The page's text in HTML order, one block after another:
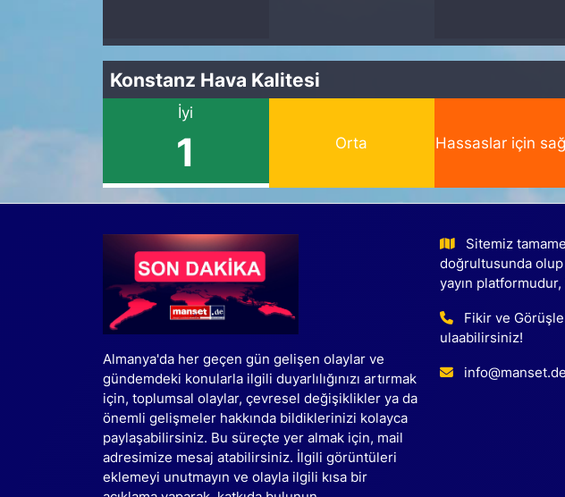
Konstanz Hava Kalitesi
İyi
1 Orta Hassaslar için
Almanya'da her geçen gün gelişen olaylar ve
gündemdeki konularla ilgili duyarlılığınızı artırmak
için, toplumsal olaylar, çevresel değişiklikler ya da
önemli gelişmeler hakkında bildiklerinizi kolayca
paylaşabilirsiniz. Bu süreçte yer almak için, mail
adresimize mesaj atabilirsiniz. İlgili görüntüleri
eklemeyi unutmayın ve olayla ilgili kısa bir
Sitemiz
doğrultusunda olup
yayın platformudur,
Fikir ve
ulaabilirsiniz!
info@manset.de